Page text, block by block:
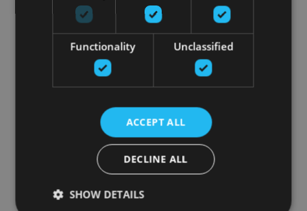
Functionality Unclassified
ACCEPT ALL
DECLINE ALL
SHOW DETAILS